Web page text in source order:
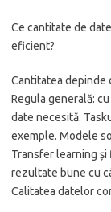
Ce cantitate de
eficient?
Cantitatea depinde
Regula generală:
date necesită.
exemple. Modele
Transfer learning
rezultate bune cu
Calitatea datelor